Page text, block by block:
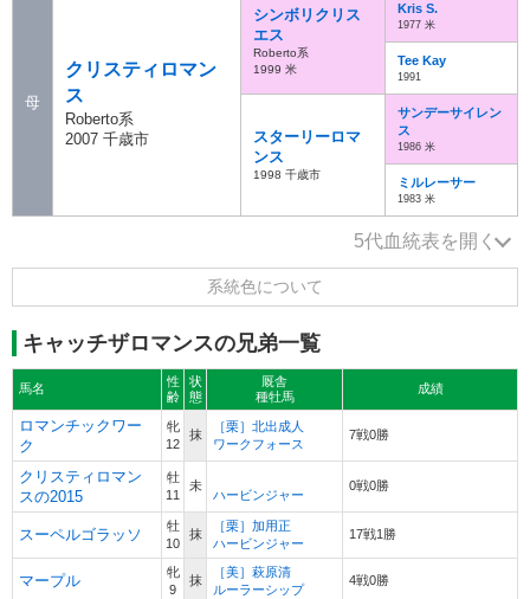
母
クリスティロマン
ス
Roberto系
2007 千歳市
シンボリクリス
エス
Roberto系
1999 米
Kris S.
1977 米
Tee Kay
1991
スターリーロマ
ンス
1998 千歳市
サンデーサイレン
ス
1986 米
ミルレーサー
1983 米
5代血統表を開く
5代血統表拡大して見る
ノヴェリスト
(Blandford系)
(Blandford系)
Konigsstuhl
Tamerlane
Kronung
Surumu
Monasia
Lagunas
Ile de Bourbon
系統色について
キャッチザロマンスの兄弟一覧
馬名
性
齢
状
態
厩舎
種牡馬
成績
ロマンチックワー
ク
牝
12
抹
［栗］北出成人
ワークフォース
7戦0勝
クリスティロマン
スの2015
牡
11
未
ハービンジャー
0戦0勝
スーペルゴラッソ
牡
10
抹
［栗］加用正
ハービンジャー
17戦1勝
マープル
牝
9
抹
［美］萩原清
ルーラーシップ
4戦0勝